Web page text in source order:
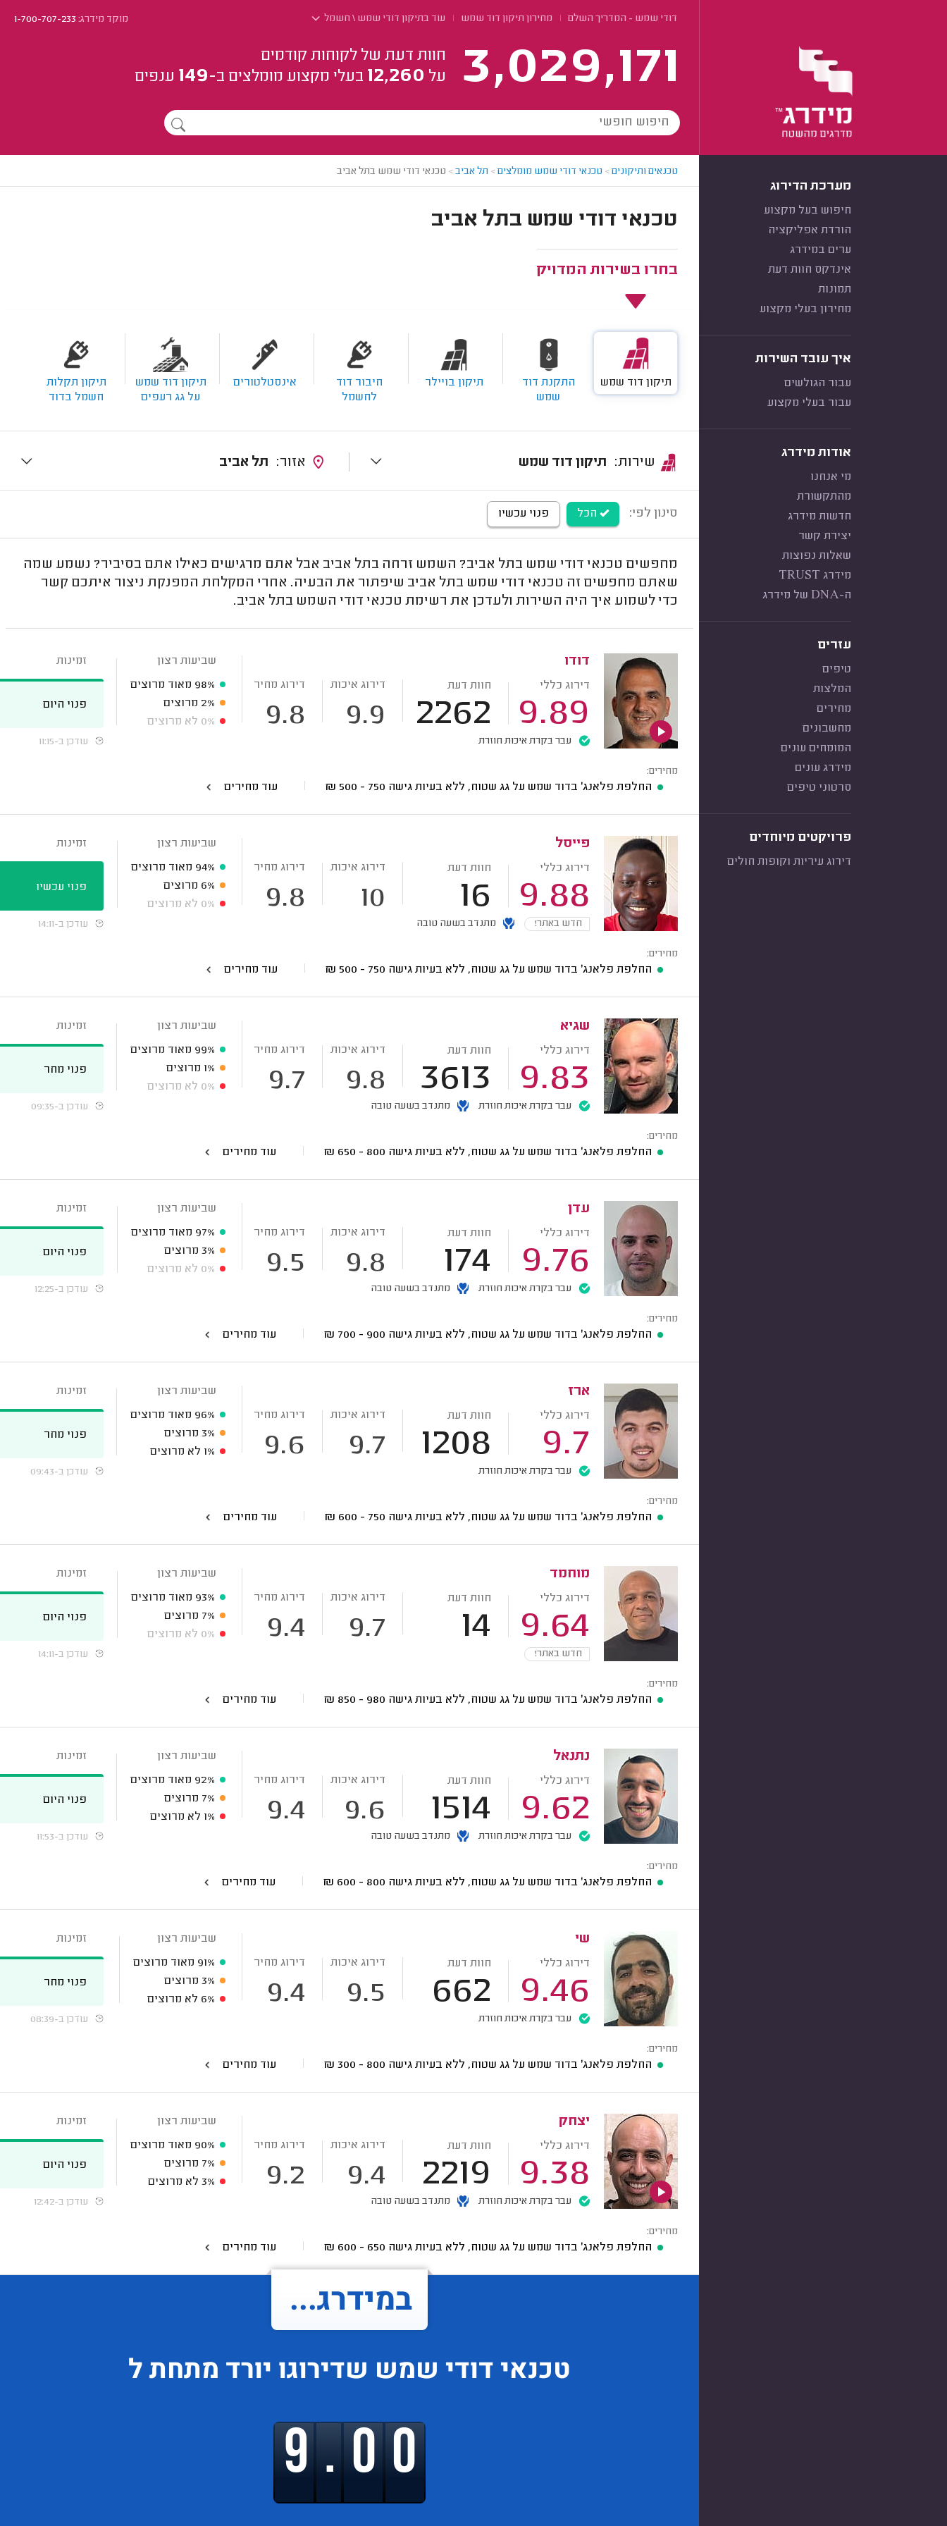
דודי שמש - המדריך השלם מחירון תיקון דוד שמש עוד בתיקון דודי שמש \ חשמל מוקד מידרג:1-700-707-233
3,029,171
חוות דעת של לקוחות קודמים
על 12,260 בעלי מקצוע מומלצים ב-149 ענפים
מערכת הדירוג
חיפוש בעל מקצוע
הורדת אפליקציה
ערים במידרג
אינדקס חוות דעת
תמונות
מחירון בעלי מקצוע
איך עובד השירות
עבור הגולשים
עבור בעלי מקצוע
אודות מידרג
מי אנחנו
מהתקשורת
חדשות מידרג
יצירת קשר
שאלות נפוצות
מידרג TRUST
ה-DNA של מידרג
עזרים
טיפים
המלצות
מחירים
מחשבונים
המומחים עונים
מידרג עונים
סרטוני טיפים
פרויקטים מיוחדים
דירוג עיריות וקופות חולים
טכנאים ותיקונים> טכנאי דודי שמש מומלצים> תל אביב> טכנאי דודי שמש בתל אביב
טכנאי דודי שמש בתל אביב
בחרו בשירות המדויק
תיקון דוד שמש
התקנת דוד
שמש
תיקון בויילר
חיבור דוד
לחשמל
אינסטלטורים
תיקון דוד שמש
על גג רעפים
תיקון תקלות
חשמל בדוד
תיקון דוד שמש תל אביב
סינון לפי: הכל פנוי עכשיו
מחפשים טכנאי דודי שמש בתל אביב? השמש זרחה בתל אביב אבל אתם מרגישים כאילו אתם בסיביר? נשמע שמה
שאתם מחפשים זה טכנאי דודי שמש בתל אביב שיפתור את הבעיה. אחרי המקלחת המפנקת ניצור איתכם קשר
כדי לשמוע איך היה השירות ולעדכן את רשימת טכנאי דודי השמש בתל אביב.
דודו
דירוג כללי
9.89
חוות דעת
2262
דירוג איכות
9.9
דירוג מחיר
9.8
עבר בקרת איכות חוזרת
שביעות רצון
98% מאוד מרוצים
2% מרוצים
0% לא מרוצים
זמינות
פנוי היום
עודכן ב-11:15
מחירים:
החלפת פלאנג' בדוד שמש על גג שטוח, ללא בעיות גישה 750 - 500
₪ עוד מחירים
פייסל
דירוג כללי
9.88
חוות דעת
16
דירוג איכות
10
דירוג מחיר
9.8
חדש באתר! מתנדב בשעה טובה
שביעות רצון
94% מאוד מרוצים
6% מרוצים
0% לא מרוצים
זמינות
פנוי עכשיו
עודכן ב-14:11
מחירים:
החלפת פלאנג' בדוד שמש על גג שטוח, ללא בעיות גישה 750 - 500
₪ עוד מחירים
שגיא
דירוג כללי
9.83
חוות דעת
3613
דירוג איכות
9.8
דירוג מחיר
9.7
עבר בקרת איכות חוזרת מתנדב בשעה טובה
שביעות רצון
99% מאוד מרוצים
1% מרוצים
0% לא מרוצים
זמינות
פנוי מחר
עודכן ב-09:35
מחירים:
החלפת פלאנג' בדוד שמש על גג שטוח, ללא בעיות גישה 800 - 650
₪ עוד מחירים
עדן
דירוג כללי
9.76
חוות דעת
174
דירוג איכות
9.8
דירוג מחיר
9.5
עבר בקרת איכות חוזרת מתנדב בשעה טובה
שביעות רצון
97% מאוד מרוצים
3% מרוצים
0% לא מרוצים
זמינות
פנוי היום
עודכן ב-12:25
מחירים:
החלפת פלאנג' בדוד שמש על גג שטוח, ללא בעיות גישה 900 - 700
₪ עוד מחירים
ארז
דירוג כללי
9.7
חוות דעת
1208
דירוג איכות
9.7
דירוג מחיר
9.6
עבר בקרת איכות חוזרת
שביעות רצון
96% מאוד מרוצים
3% מרוצים
1% לא מרוצים
זמינות
פנוי מחר
עודכן ב-09:43
מחירים:
החלפת פלאנג' בדוד שמש על גג שטוח, ללא בעיות גישה 750 - 600
₪ עוד מחירים
מוחמד
דירוג כללי
9.64
חוות דעת
14
דירוג איכות
9.7
דירוג מחיר
9.4
חדש באתר!
שביעות רצון
93% מאוד מרוצים
7% מרוצים
0% לא מרוצים
זמינות
פנוי היום
עודכן ב-14:11
מחירים:
החלפת פלאנג' בדוד שמש על גג שטוח, ללא בעיות גישה 980 - 850
₪ עוד מחירים
נתנאל
דירוג כללי
9.62
חוות דעת
1514
דירוג איכות
9.6
דירוג מחיר
9.4
עבר בקרת איכות חוזרת מתנדב בשעה טובה
שביעות רצון
92% מאוד מרוצים
7% מרוצים
1% לא מרוצים
זמינות
פנוי היום
עודכן ב-11:53
מחירים:
החלפת פלאנג' בדוד שמש על גג שטוח, ללא בעיות גישה 800 - 600
₪ עוד מחירים
שי
דירוג כללי
9.46
חוות דעת
662
דירוג איכות
9.5
דירוג מחיר
9.4
עבר בקרת איכות חוזרת
שביעות רצון
91% מאוד מרוצים
3% מרוצים
6% לא מרוצים
זמינות
פנוי מחר
עודכן ב-08:39
מחירים:
החלפת פלאנג' בדוד שמש על גג שטוח, ללא בעיות גישה 800 - 300
₪ עוד מחירים
יצחק
דירוג כללי
9.38
חוות דעת
2219
דירוג איכות
9.4
דירוג מחיר
9.2
עבר בקרת איכות חוזרת מתנדב בשעה טובה
שביעות רצון
90% מאוד מרוצים
7% מרוצים
3% לא מרוצים
זמינות
פנוי היום
עודכן ב-12:42
מחירים:
החלפת פלאנג' בדוד שמש על גג שטוח, ללא בעיות גישה 650 - 600
₪ עוד מחירים
במידרג...
טכנאי דודי שמש שדירוגו יורד מתחת ל
9.00